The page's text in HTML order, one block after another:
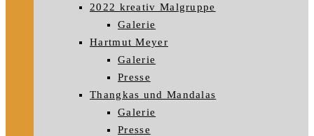
2022 kreativ Malgruppe
Galerie
Hartmut Meyer
Galerie
Presse
Thangkas und Mandalas
Galerie
Presse